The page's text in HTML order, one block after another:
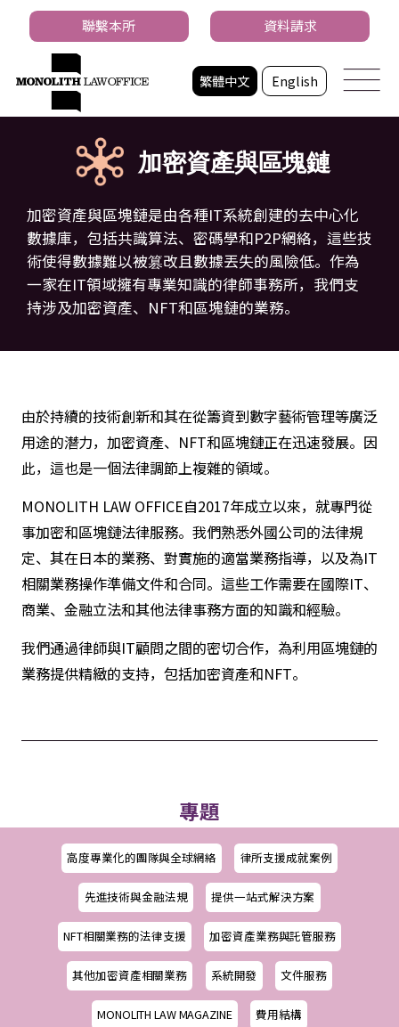
繁體中文 English
聯繫本所 資料請求
加密資產與區塊鏈
加密資產與區塊鏈是由各種IT系統創建的去中心化
數據庫，包括共識算法、密碼學和P2P網絡，這些技
術使得數據難以被篡改且數據丟失的風險低。作為
一家在IT領域擁有專業知識的律師事務所，我們支
持涉及加密資產、NFT和區塊鏈的業務。
由於持續的技術創新和其在從籌資到數字藝術管理等廣泛
用途的潛力，加密資產、NFT和區塊鏈正在迅速發展。因
此，這也是一個法律調節上複雜的領域。
MONOLITH LAW OFFICE自2017年成立以來，就專門從
事加密和區塊鏈法律服務。我們熟悉外國公司的法律規
定、其在日本的業務、對實施的適當業務指導，以及為IT
相關業務操作準備文件和合同。這些工作需要在國際IT、
商業、金融立法和其他法律事務方面的知識和經驗。
我們通過律師與IT顧問之間的密切合作，為利用區塊鏈的
業務提供精緻的支持，包括加密資產和NFT。
專題
高度專業化的團隊與全球網絡 律所支援成就案例
先進技術與金融法規 提供一站式解決方案
NFT相關業務的法律支援 加密資產業務與託管服務
其他加密資產相關業務 系統開發 文件服務
MONOLITH LAW MAGAZINE 費用結構